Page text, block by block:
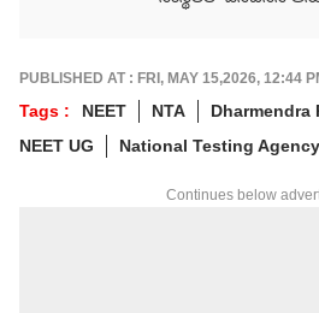
గ్రాడ్యుయేషన్
కెరీర్‌గా
పలు తెలుగు మీడియా
రైటర్‌గా సేవలు
Network)కు
PUBLISHED AT : FRI, MAY 15,2026, 12:44
Tags : NEET NTA
Dharmendra
NEET UG
National Testing Agency
Continues below